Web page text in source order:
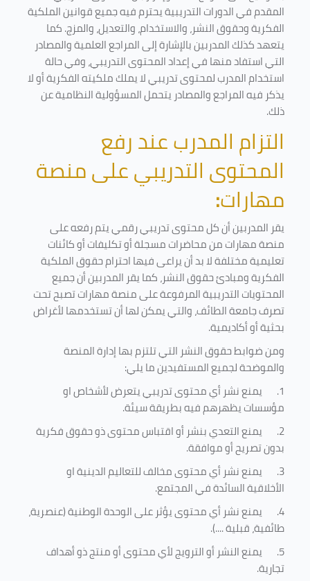
المقدم في الدورات التدريبية يحترم فيه جميع قوانين الملكية
الفكرية وحقوق النشر، والاستخدام، والتعديل، والمزج. كما
يتعهد كذلك المدربين بالإشارة إلى المراجع العلمية والمصادر
التي استفاد منها في إعداد المحتوى التدريبي، وفي حالة
استخدام المدرب لمحتوى تدريبي لا يملك ملكيته الفكرية أو لا
يذكر فيه المراجع والمصادر يتحمل المسؤولية النظامية عن
ذلك.
التزام المدرب عند رفع
المحتوى التدريبي على منصة
مهارات:
يقر المدربين أن كل محتوى تدريبي رقمي يتم رفعه على
منصة مهارات من محاضرات مسجلة أو تكليفات أو كائنات
تعليمية مختلفة لا بد أن يراعى فيها احترام حقوق الملكية
الفكرية ومبادئ حقوق النشر، كما يقر المدربين أن جميع
المحتويات التدريبية المرفوعة على منصة مهارات تصبح تحت
تصرف جامعة الطائف، والتي يمكن لها أن تستخدمها لأغراض
بحثية أو أكاديمية.
ومن ضوابط حقوق النشر التي تلتزم بها إدارة المنصة
والموضحة لجميع المستفيدين ما يلي:
1.
يمنع نشر أي محتوى تدريبي يتعرض لأشخاص او
مؤسسات يظهرهم فيه بطريقة سيئة.
2.
يمنع التعدي بنشر أو اقتباس محتوى ذو حقوق فكرية
بدون تصريح أو موافقة.
3.
يمنع نشر أي محتوى مخالف للتعاليم الدينية او
الأخلاقية السائدة في المجتمع.
4.
يمنع نشر أي محتوى يؤثر على الوحدة الوطنية (عنصرية،
طائفية، قبلية ....).
5.
يمنع النشر أو الترويج لأي محتوى أو منتج ذو أهداف
تجارية.